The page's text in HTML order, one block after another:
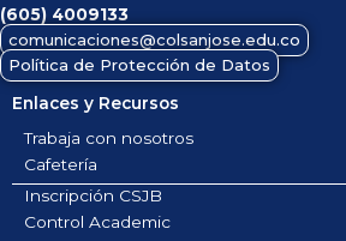
(605) 4009133
comunicaciones@colsanjose.edu.co
Política de Protección de Datos
Enlaces y Recursos
Trabaja con nosotros
Cafetería
Inscripción CSJB
Control Academic